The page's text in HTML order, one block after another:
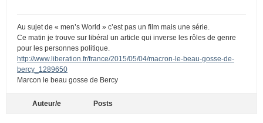
Au sujet de « men’s World » c’est pas un film mais une série.
Ce matin je trouve sur libéral un article qui inverse les rôles de genre
pour les personnes politique.
http://www.liberation.fr/france/2015/05/04/macron-le-beau-gosse-de-
bercy_1289650
Marcon le beau gosse de Bercy
Auteur/e Posts